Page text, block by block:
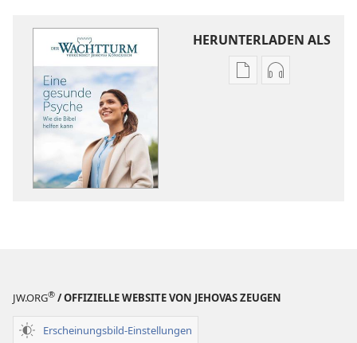
HERUNTERLADEN ALS
helfenhelfen
JW.ORG® / OFFIZIELLE WEBSITE VON JEHOVAS ZEUGEN
Erscheinungsbild-Einstellungen